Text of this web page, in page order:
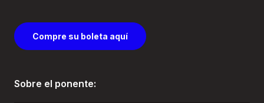
Compre su boleta aquí
Sobre el ponente: